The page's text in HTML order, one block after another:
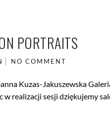
PORTRAITS
NO COMMENT
Kuzas-Jakuszewska
realizacji sesji dziękujemy